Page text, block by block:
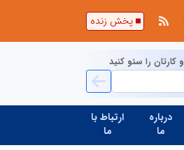
ابتکار در حمایت از باشگاه‌ها و خلاقیت در توسعه ورزش همگانی؛ کلید طلایی پیشرفت ورزش کشور
پخش زنده
را سئو کنید
درباره
ما
ارتباط با
ما